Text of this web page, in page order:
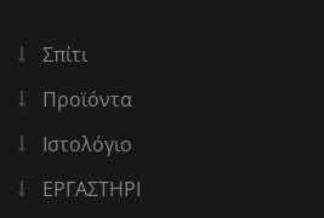
Σπίτι
Προϊόντα
Ιστολόγιο
ΕΡΓΑΣΤΗΡΙ